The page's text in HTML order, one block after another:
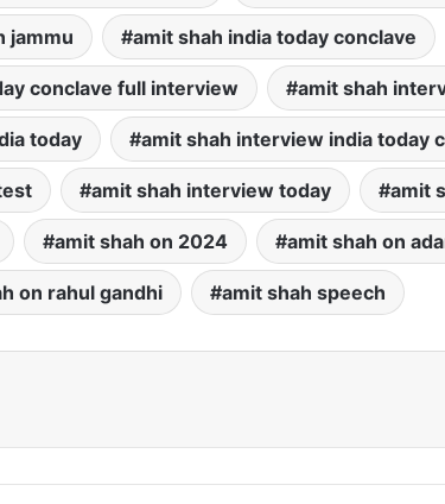
jammu amit shah india today conclave
conclave full interview amit shah
today amit shah interview india today
amit shah interview today amit
amit shah on 2024 amit shah on
on rahul gandhi amit shah speech